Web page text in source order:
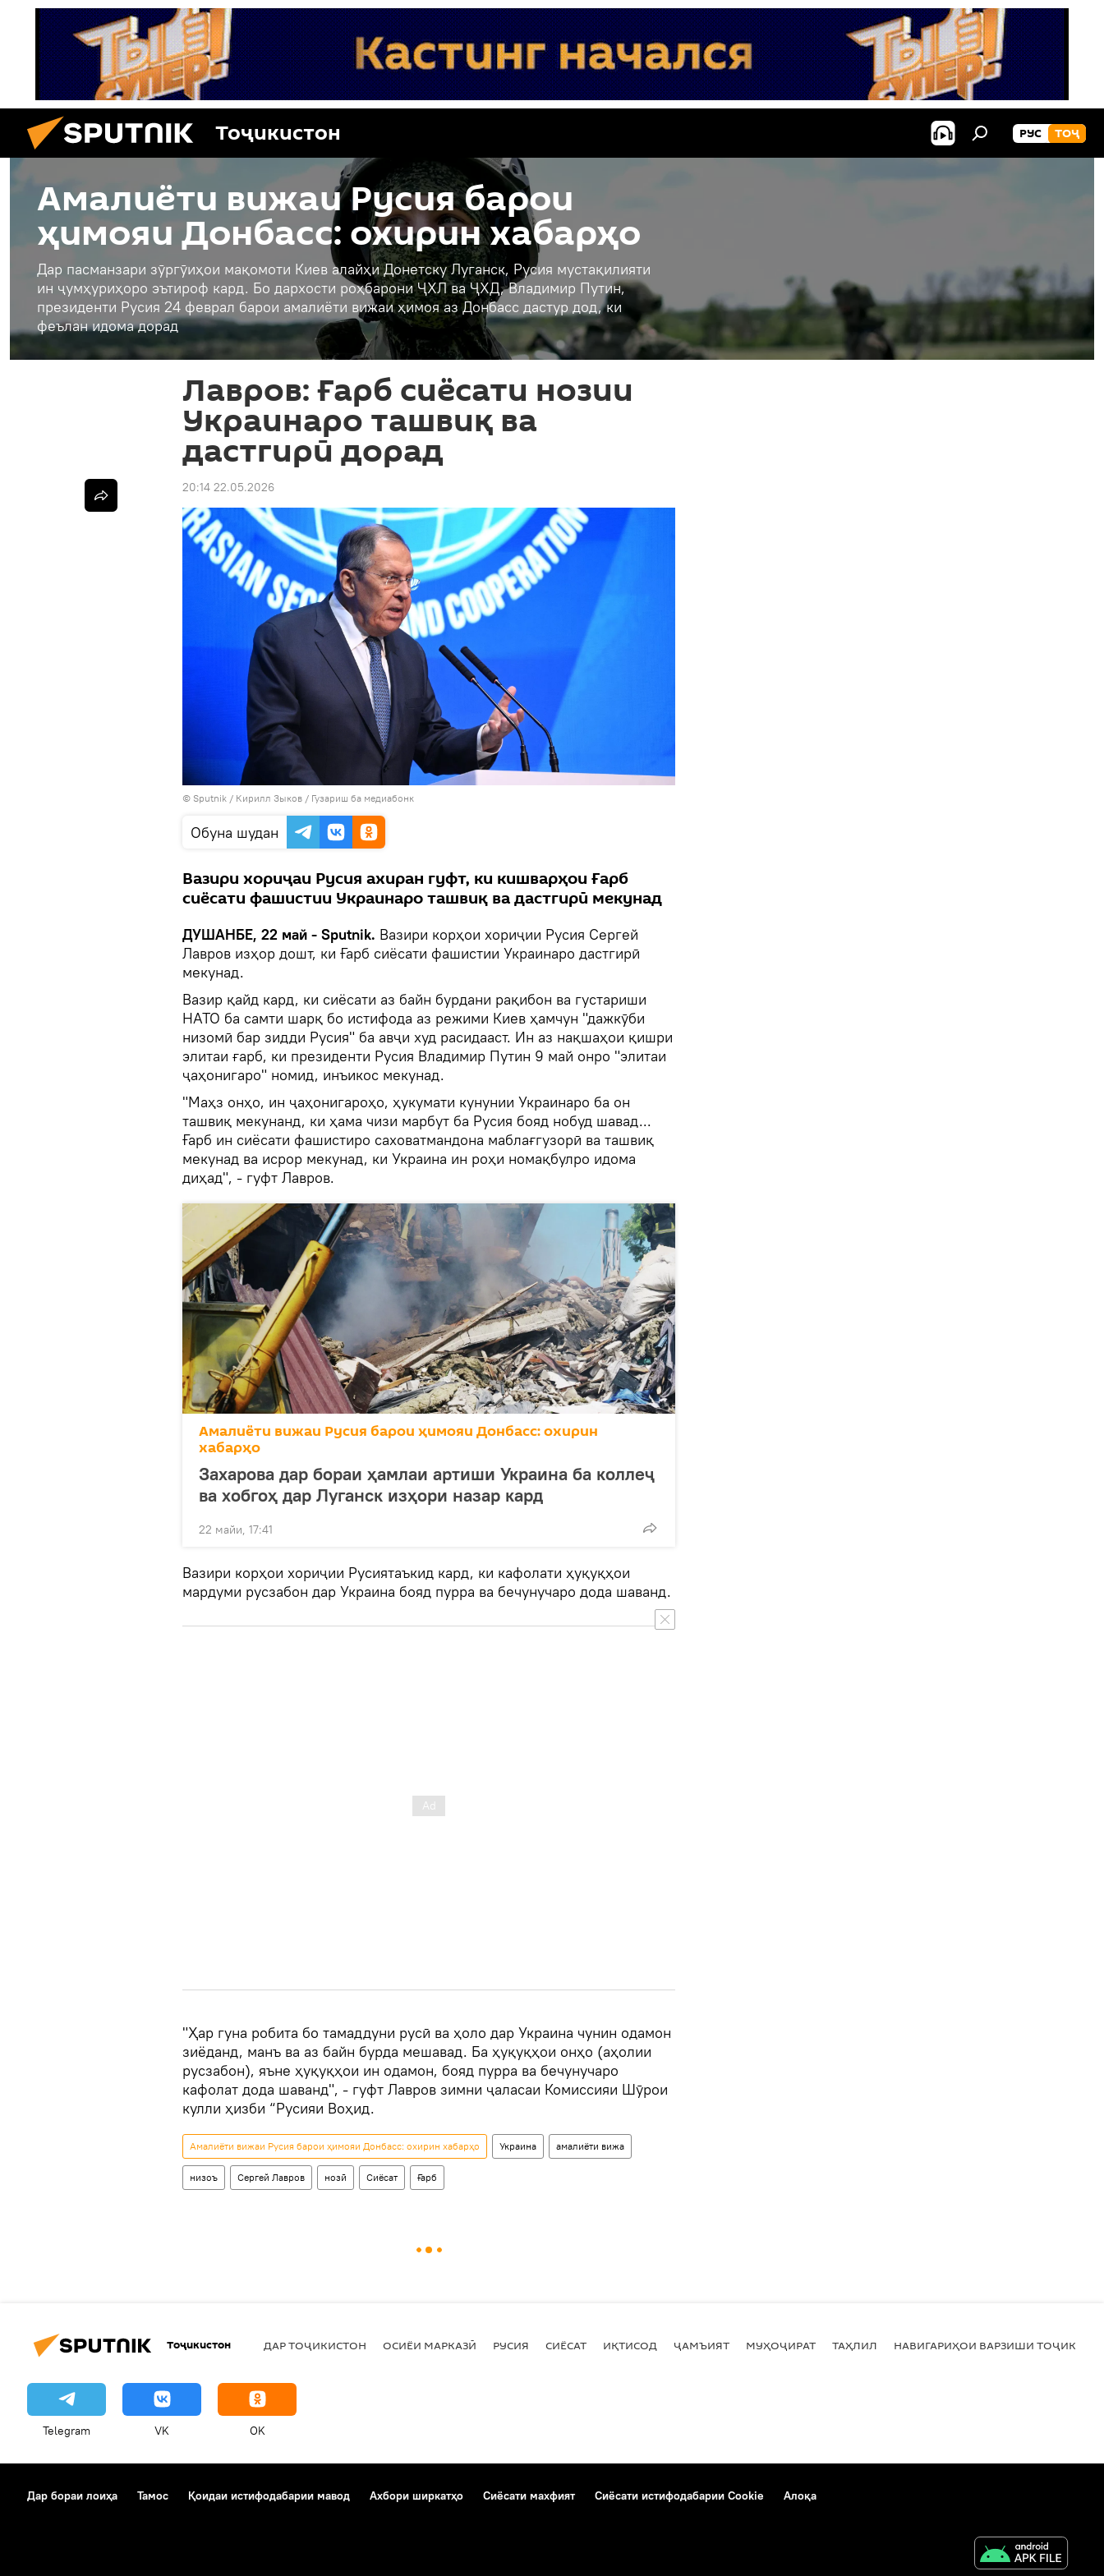
Тоҷикистон РУС ТОҶ
Амалиёти вижаи Русия барои
ҳимояи Донбасс: охирин хабарҳо
Дар пасманзари зӯргӯиҳои мақомоти Киев алайҳи Донетску Луганск, Русия мустақилияти
ин ҷумҳуриҳоро эътироф кард. Бо дархости роҳбарони ҶХЛ ва ҶХД, Владимир Путин,
президенти Русия 24 феврал барои амалиёти вижаи ҳимоя аз Донбасс дастур дод, ки
феълан идома дорад
Лавров: Ғарб сиёсати нозии
Украинаро ташвиқ ва
дастгирӣ дорад
20:14 22.05.2026
© Sputnik / Кирилл Зыков / Гузариш ба медиабонк
Обуна шудан
Вазири хориҷаи Русия ахиран гуфт, ки кишварҳои Ғарб
сиёсати фашистии Украинаро ташвиқ ва дастгирӣ мекунад
ДУШАНБЕ, 22 май - Sputnik. Вазири корҳои хориҷии Русия Сергей
Лавров изҳор дошт, ки Ғарб сиёсати фашистии Украинаро дастгирӣ
мекунад.
Вазир қайд кард, ки сиёсати аз байн бурдани рақибон ва густариши
НАТО ба самти шарқ бо истифода аз режими Киев ҳамчун "дажкӯби
низомӣ бар зидди Русия" ба авҷи худ расидааст. Ин аз нақшаҳои қишри
элитаи ғарб, ки президенти Русия Владимир Путин 9 май онро "элитаи
ҷаҳонигаро" номид, инъикос мекунад.
"Маҳз онҳо, ин ҷаҳонигароҳо, ҳукумати кунунии Украинаро ба он
ташвиқ мекунанд, ки ҳама чизи марбут ба Русия бояд нобуд шавад...
Ғарб ин сиёсати фашистиро саховатмандона маблағгузорӣ ва ташвиқ
мекунад ва исрор мекунад, ки Украина ин роҳи номақбулро идома
диҳад", - гуфт Лавров.
Амалиёти вижаи Русия барои ҳимояи Донбасс: охирин
хабарҳо
Захарова дар бораи ҳамлаи артиши Украина ба коллеҷ
ва хобгоҳ дар Луганск изҳори назар кард
22 майи, 17:41
Вазири корҳои хориҷии Русиятаъкид кард, ки кафолати ҳуқуқҳои
мардуми русзабон дар Украина бояд пурра ва бечунучаро дода шаванд.
"Ҳар гуна робита бо тамаддуни русӣ ва ҳоло дар Украина чунин одамон
зиёданд, манъ ва аз байн бурда мешавад. Ба ҳуқуқҳои онҳо (аҳолии
русзабон), яъне ҳуқуқҳои ин одамон, бояд пурра ва бечунучаро
кафолат дода шаванд", - гуфт Лавров зимни ҷаласаи Комиссияи Шӯрои
кулли ҳизби “Русияи Воҳид.
Амалиёти вижаи Русия барои ҳимояи Донбасс: охирин хабарҳо Украина амалиёти вижа
низоъ Сергей Лавров нозӣ Сиёсат Ғарб
Тоҷикистон ДАР ТОҶИКИСТОН ОСИЁИ МАРКАЗӢ РУСИЯ СИЁСАТ ИҚТИСОД ҶАМЪИЯТ МУҲОҶИРАТ ТАҲЛИЛ НАВИГАРИҲОИ ВАРЗИШИ
Telegram VK OK
Дар бораи лоиҳа Тамос Қоидаи истифодабарии мавод Ахбори ширкатҳо Сиёсати махфият Сиёсати истифодабарии Cookie Алоқа